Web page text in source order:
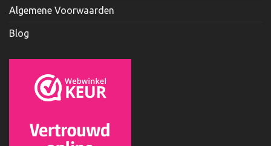
Algemene Voorwaarden
Blog